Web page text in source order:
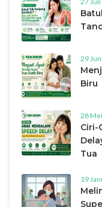
29
Biru
28
Ciri-
Tua
19